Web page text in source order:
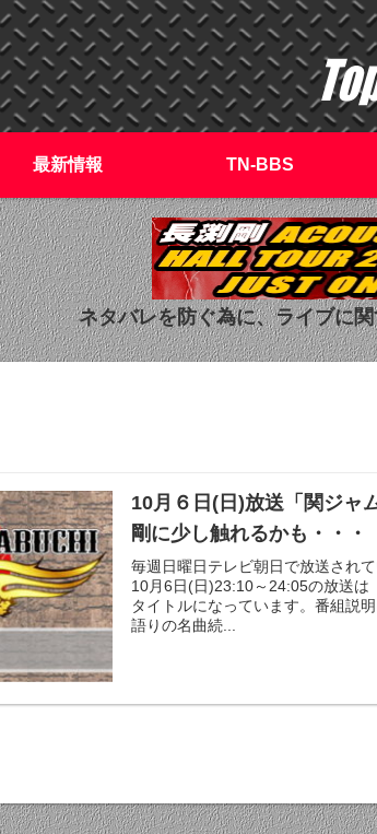
最新情報 TN-BBS
ネタバレを防ぐ為に、ライブに
10月６日(日)放送「関ジ
剛に少し触れるかも・・・
毎週日曜日テレビ朝日で放送され
10月6日(日)23:10～24:05の放送は
タイトルになっています。番組説
語りの名曲続...